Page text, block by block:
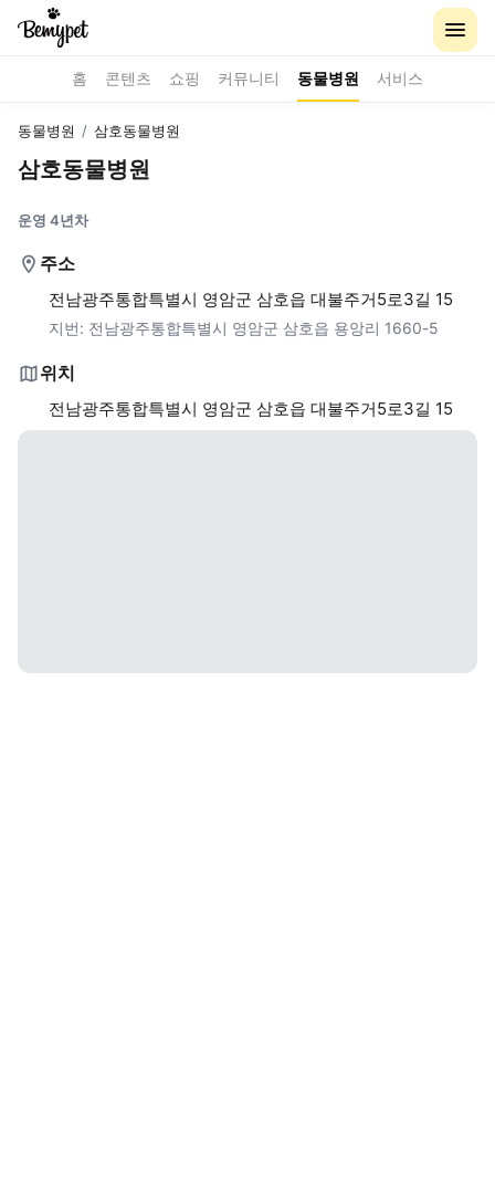
홈 콘텐츠 쇼핑 커뮤니티 동물병원 서비스
동물병원 / 삼호동물병원
삼호동물병원
운영 4년차
주소
전남광주통합특별시 영암군 삼호읍 대불주거5로3길 15
지번: 전남광주통합특별시 영암군 삼호읍 용앙리 1660-5
위치
전남광주통합특별시 영암군 삼호읍 대불주거5로3길 15